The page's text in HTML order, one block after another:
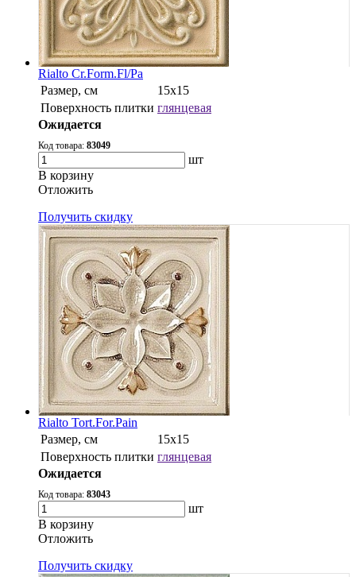
Rialto Cr.Form.Fl/Pa
Размер, см
15x15
Поверхность плитки глянцевая
Ожидается
Код товара: 83049
шт
В корзину
Oтложить
Получить скидку
Rialto Tort.For.Pain
Размер, см
15x15
Поверхность плитки глянцевая
Ожидается
Код товара: 83043
шт
В корзину
Oтложить
Получить скидку